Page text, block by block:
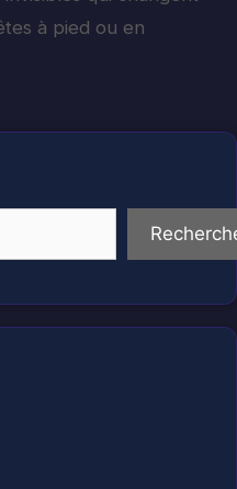
à pied ou en